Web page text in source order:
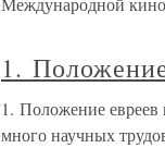
1.
1. Положение
много научных